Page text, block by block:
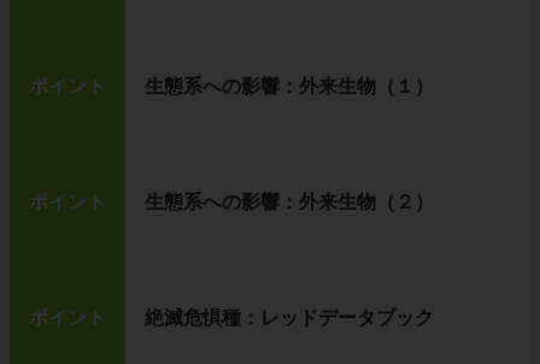
ポイント 生態系への影響：外来生物（１）
ポイント 生態系への影響：外来生物（２）
ポイント 絶滅危惧種：レッドデータブック